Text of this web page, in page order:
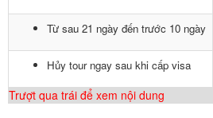
Từ sau 21 ngày đến trước 10 ngày
Hủy tour ngay sau khi cấp visa
Trượt qua trái để xem nội dung